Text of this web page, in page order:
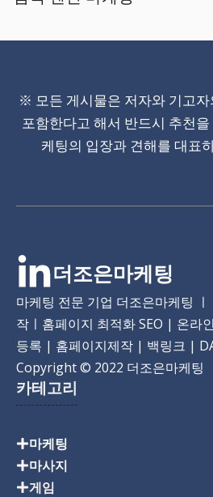
※ 모든 게시물은 저자와 기고
포함한다고 해서 반드시 추천
케팅의 입장과 견해를 대표
더조은마케팅
마케팅 전문 기업 더조은마케팅
작ㅣ홈페이지 최적화 SEO | 온라
등록 | 홈페이지제작 | 백링크 |
Copyright© 2022 더조은마케팅
카테고리
마케팅
마사지
게임